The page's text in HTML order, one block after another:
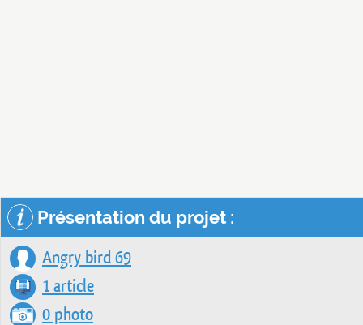
Présentation du projet :
Angry bird 69
1 article
0 photo